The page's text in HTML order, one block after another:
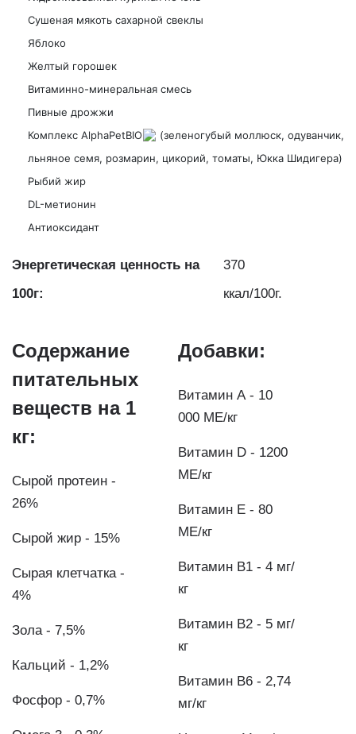
Сушеная мякоть сахарной свеклы
Яблоко
Желтый горошек
Витаминно-минеральная смесь
Пивные дрожжи
Комплекс AlphaPetBIO
(зеленогубый моллюск, одуванчик,
льняное семя, розмарин, цикорий, томаты, Юкка Шидигера)
Рыбий жир
DL-метионин
Антиоксидант
Энергетическая ценность на
100г:
370
ккал/100г.
Содержание
питательных
веществ на 1
кг:
Сырой протеин -
26%
Сырой жир - 15%
Сырая клетчатка -
4%
Зола - 7,5%
Кальций - 1,2%
Фосфор - 0,7%
Добавки:
Витамин А - 10
000 МЕ/кг
Витамин D - 1200
МЕ/кг
Витамин Е - 80
МЕ/кг
Витамин В1 - 4 мг/
кг
Витамин В2 - 5 мг/
кг
Витамин B6 - 2,74
мг/кг